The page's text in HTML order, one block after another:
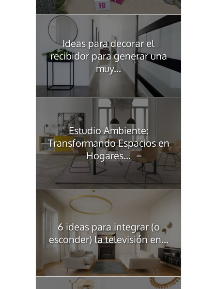
Ideas para decorar el
recibidor para generar una
muy...
Estudio Ambiente:
Transformando Espacios en
Hogares...
6 ideas para integrar (o
esconder) la televisión en...